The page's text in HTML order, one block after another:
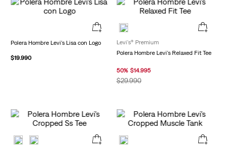
Polera Hombre Levi's Lisa con Logo
$19.990
Levi's® Premium
Polera Hombre Levi's Relaxed Fit Tee
50% $14.995
$29.990